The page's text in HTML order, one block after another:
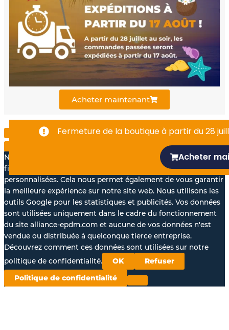
b
o
o
k
-
u
b
e
e
d
i
n
Acheter maintenant
Fermeture de la boutique à partir du 28
Acheter
Nous aimerions avec votre accord, utiliser vos données à des
fins statistiques et pour vous proposer des annonces
personnalisées. Cela nous permet également de vous garantir
la meilleure expérience sur notre site web. Nous utilisons les
outils Google pour les statistiques et publicités. Vos données
sont utilisées uniquement dans le cadre du fonctionnement
du site alliance-epdm.com et aucune de vos données n'est
vendue ou distribuée à quelconque tierce entreprise.
Découvrez comment ces données sont utilisées sur notre
politique de confidentialité.
OK Refuser
Politique de confidentialité